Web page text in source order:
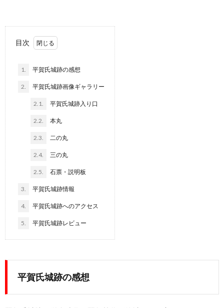
目次
1. 平賀氏城跡の感想
2. 平賀氏城跡画像ギャラリー
2.1. 平賀氏城跡入り口
2.2. 本丸
2.3. 二の丸
2.4. 三の丸
2.5. 石票・説明板
3. 平賀氏城跡情報
4. 平賀氏城跡へのアクセス
5. 平賀氏城跡レビュー
平賀氏城跡の感想